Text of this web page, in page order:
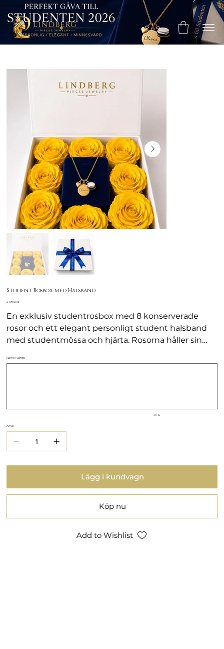
Student Rosbox med Halsband
Pris
2 499,00 kr
En exklusiv studentrosbox med 8 konserverade
rosor och ett elegant personligt student halsband
med studentmössa och hjärta. Rosorna håller sin
gör denna box till en perfekt minnesgåva för att fira
Namn (valfritt)
0 / 15
Antal
Lägg i kundvagn
Köp nu
Add to Wishlist